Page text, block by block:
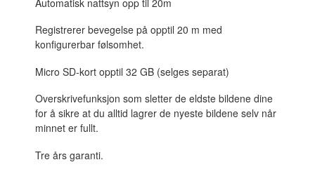
Registrerer bevegelse på opptil 20 m med
konfigurerbar følsomhet.
Micro SD-kort opptil 32 GB (selges separat)
Overskrivefunksjon som sletter de eldste bildene dine
for å sikre at du alltid lagrer de nyeste bildene selv når
minnet er fullt.
Tre års garanti.